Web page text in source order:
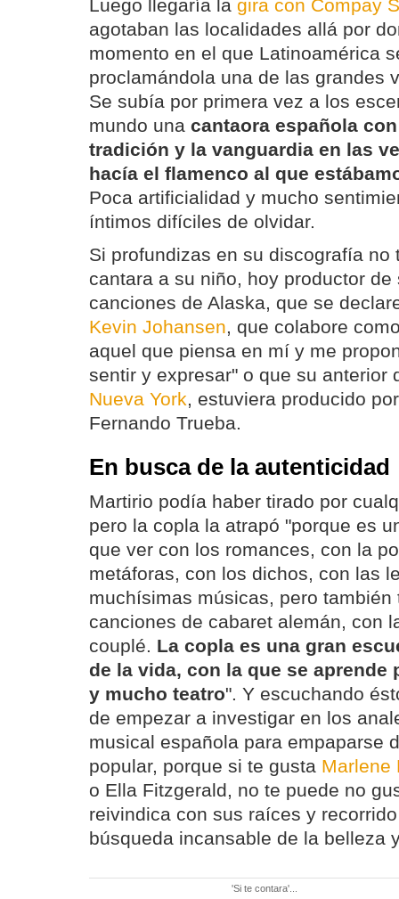
Luego llegaría la gira con Compay
agotaban las localidades allá por
momento en el que Latinoamérica
proclamándola una de las grandes
Se subía por primera vez a los
mundo una cantaora española
tradición y la vanguardia en las
hacía el flamenco al que
Poca artificialidad y mucho
íntimos difíciles de olvidar.
Si profundizas en su discografía no
cantara a su niño, hoy productor
canciones de Alaska, que se
Kevin Johansen, que colabore
aquel que piensa en mí y me
sentir y expresar" o que su anterior
Nueva York, estuviera producido
Fernando Trueba.
En busca de la autenticidad
Martirio podía haber tirado por
pero la copla la atrapó "porque es
que ver con los romances, con la
metáforas, con los dichos, con las
muchísimas músicas, pero
canciones de cabaret alemán, con
couplé. La copla es una gran
de la vida, con la que se aprende
y mucho teatro". Y escuchando
de empezar a investigar en los
musical española para empaparse
popular, porque si te gusta Marlene
o Ella Fitzgerald, no te puede no
reivindica con sus raíces y
búsqueda incansable de la belleza
'Si te contara'...